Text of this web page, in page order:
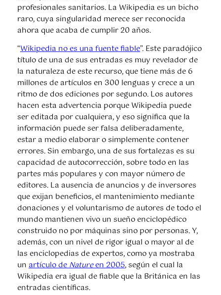
profesionales sanitarios. La Wikipedia es un bicho
raro, cuya singularidad merece ser reconocida
ahora que acaba de cumplir 20 años.
“Wikipedia no es una fuente fiable”. Este paradójico
título de una de sus entradas es muy revelador de
la naturaleza de este recurso, que tiene más de 6
millones de artículos en 300 lenguas y crece a un
ritmo de dos ediciones por segundo. Los autores
hacen esta advertencia porque Wikipedia puede
ser editada por cualquiera, y eso significa que la
información puede ser falsa deliberadamente,
estar a medio elaborar o simplemente contener
errores. Sin embargo, una de sus fortalezas es su
capacidad de autocorrección, sobre todo en las
partes más populares y con mayor número de
editores. La ausencia de anuncios y de inversores
que exijan beneficios, el mantenimiento mediante
donaciones y el voluntarismo de autores de todo el
mundo mantienen vivo un sueño enciclopédico
construido no por máquinas sino por personas. Y,
además, con un nivel de rigor igual o mayor al de
las enciclopedias de expertos, como ya mostraba
unartículo deNatureen 2005, según el cual la
Wikipedia era igual de fiable que la Británica en las
entradas científicas.